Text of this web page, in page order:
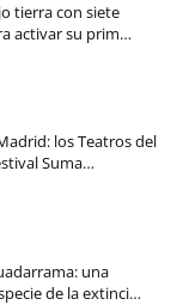
tierra con siete
activar su prim…
los Teatros del
Suma…
una
de la extinci…